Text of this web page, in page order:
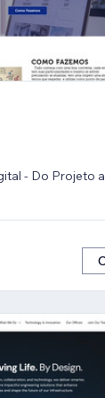
- Do Projeto